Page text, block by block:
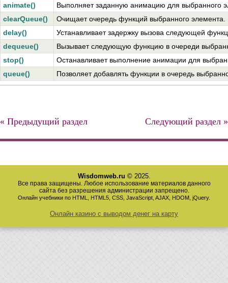
animate()
Выполняет заданную анимацию для выбранного
clearQueue()
Очищает очередь функций выбранного элемента.
delay()
Устанавливает задержку вызова следующей
dequeue()
Вызывает следующую функцию в очереди
stop()
Останавливает выполнение анимации для
queue()
Позволяет добавлять функции в очередь
« Предыдущий раздел Следующий раздел »
Wisdomweb.ru © 2025.
Все права защищены. Любое использование материалов данного
сайта без разрешения администрации запрещено.
Онлайн учебники по HTML, HTML5, CSS, JavaScript, AJAX, HDOM, jQuery.
Онлайн казино с выводом денег на карту